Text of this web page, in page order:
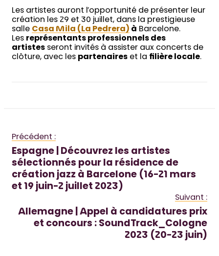
Les artistes auront l’opportunité de présenter leur
création les 29 et 30 juillet, dans la prestigieuse
salle Casa Mila (La Pedrera) à Barcelone.
Les représentants professionnels des
artistes seront invités à assister aux concerts de
clôture, avec les partenaires et la filière locale.
Précédent :
Espagne | Découvrez les artistes
sélectionnés pour la résidence de
création jazz à Barcelone (16-21 mars
et 19 juin-2 juillet 2023)
Suivant :
Allemagne | Appel à candidatures prix
et concours : SoundTrack_Cologne
2023 (20-23 juin)